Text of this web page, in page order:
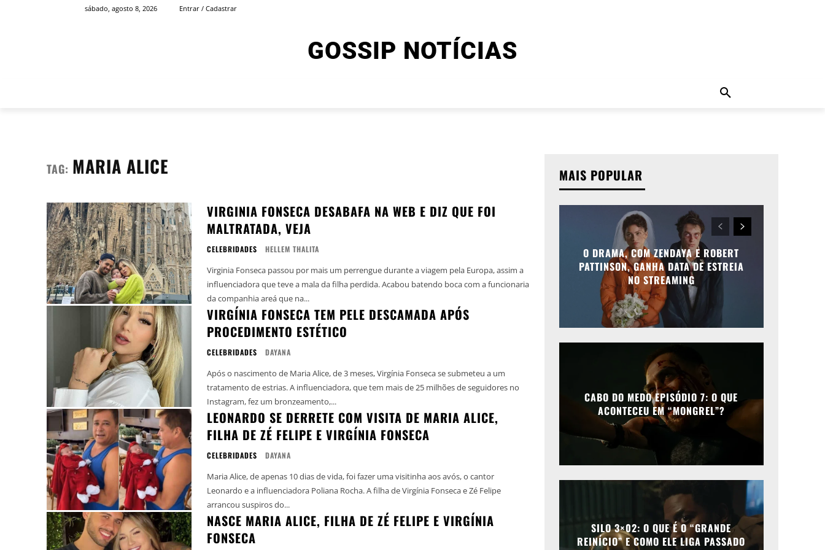
sábado, agosto 8, 2026 Entrar / Cadastrar
GOSSIP NOTÍCIAS
TAG: MARIA ALICE
VIRGINIA FONSECA DESABAFA NA WEB E DIZ QUE FOI
MALTRATADA, VEJA
CELEBRIDADES HELLEM THALITA
Virginia Fonseca passou por mais um perrengue durante a viagem pela Europa, assim a
influenciadora que teve a mala da filha perdida. Acabou batendo boca com a funcionaria
da companhia areá que na...
VIRGÍNIA FONSECA TEM PELE DESCAMADA APÓS
PROCEDIMENTO ESTÉTICO
CELEBRIDADES DAYANA
Após o nascimento de Maria Alice, de 3 meses, Virgínia Fonseca se submeteu a um
tratamento de estrias. A influenciadora, que tem mais de 25 milhões de seguidores no
Instagram, fez um bronzeamento,...
LEONARDO SE DERRETE COM VISITA DE MARIA ALICE,
FILHA DE ZÉ FELIPE E VIRGÍNIA FONSECA
CELEBRIDADES DAYANA
Maria Alice, de apenas 10 dias de vida, foi fazer uma visitinha aos avós, o cantor
Leonardo e a influenciadora Poliana Rocha. A filha de Virgínia Fonseca e Zé Felipe
arrancou suspiros do...
NASCE MARIA ALICE, FILHA DE ZÉ FELIPE E VIRGÍNIA
FONSECA
MAIS POPULAR
O DRAMA, COM ZENDAYA E ROBERT
PATTINSON, GANHA DATA DE ESTREIA
NO STREAMING
CABO DO MEDO EPISÓDIO 7: O QUE
ACONTECEU EM “MONGREL”?
SILO 3×02: O QUE É O “GRANDE
REINÍCIO” E COMO ELE LIGA PASSADO